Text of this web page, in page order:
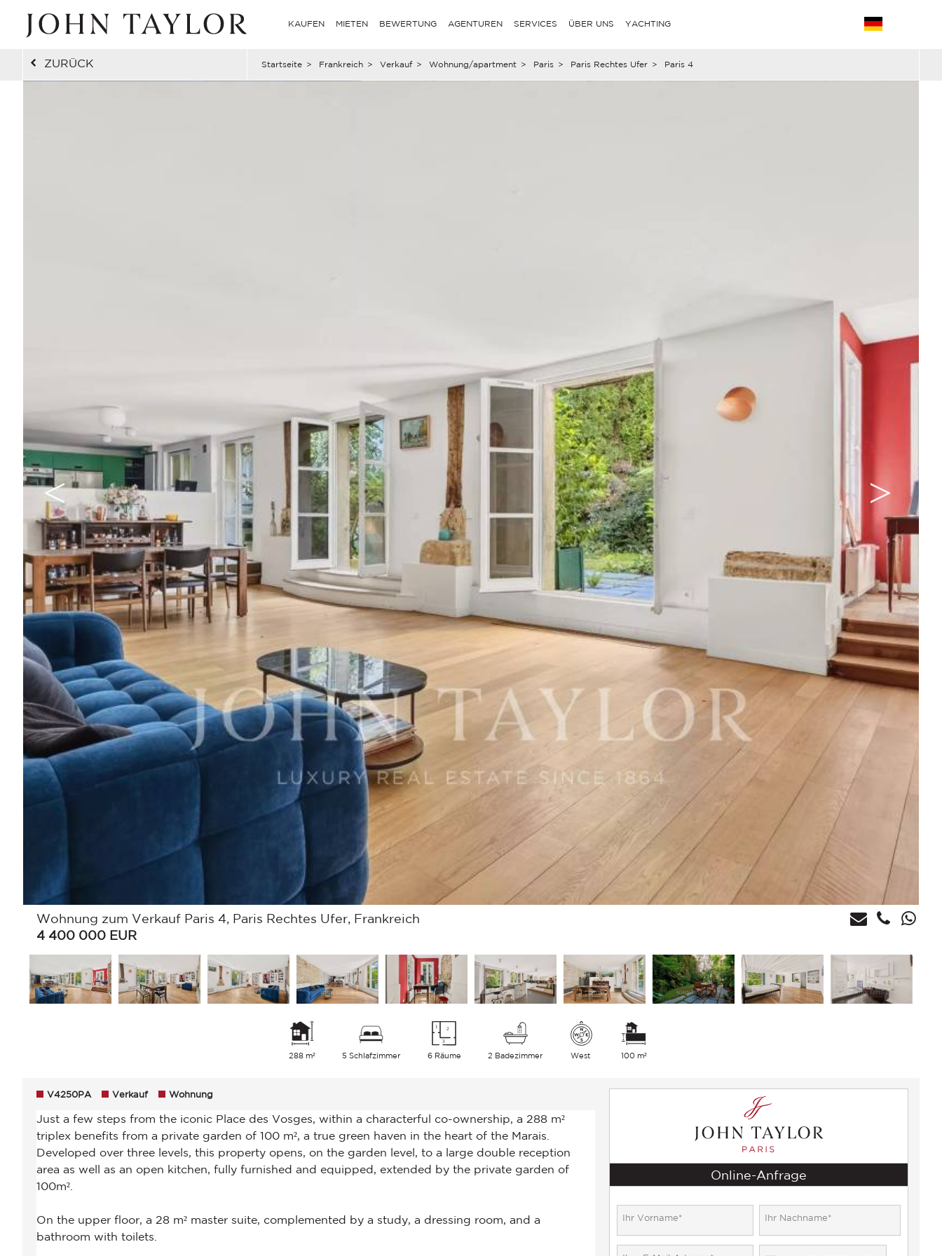
KAUFEN MIETEN BEWERTUNG AGENTUREN SERVICES ÜBER UNS YACHTING
ZURÜCK Startseite > Frankreich > Verkauf > Wohnung/apartment > Paris > Paris Rechtes Ufer > Paris 4
Wohnung zum Verkauf Paris 4, Paris Rechtes Ufer, Frankreich
4 400 000 EUR
288 m² 5 Schlafzimmer 6 Räume 2 Badezimmer West 100 m²
V4250PA Verkauf Wohnung
Online-Anfrage